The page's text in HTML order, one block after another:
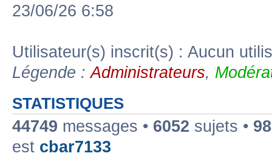
23/06/26 6:58
Utilisateur(s) inscrit(s) : Aucun
Légende :Administrateurs,
STATISTIQUES
44749 messages • 6052 sujets •
est cbar7133